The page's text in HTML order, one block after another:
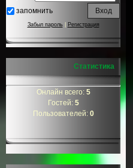
запомнить
Забыл пароль| Регистрация
Статистика
Онлайн всего: 5
Гостей: 5
Пользователей: 0